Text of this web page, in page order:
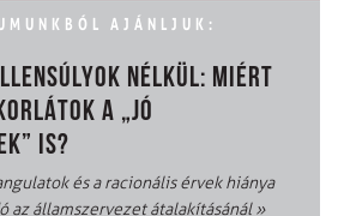
AJÁNLJUK:
NÉLKÜL: MIÉRT
A „JÓ
IS?
és a racionális érvek hiánya
az államszervezet átalakításánál»